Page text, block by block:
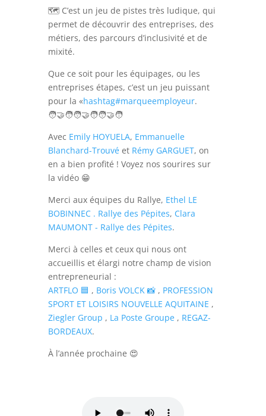
🗺️ C’est un jeu de pistes très ludique, qui
permet de découvrir des entreprises, des
métiers, des parcours d’inclusivité et de
mixité.
Que ce soit pour les équipages, ou les
entreprises étapes, c’est un jeu puissant
pour la «hashtag#marqueemployeur.
🧑‍🤝‍🧑🧑‍🤝‍🧑🧑‍🤝‍🧑
Avec Emily HOYUELA, Emmanuelle
Blanchard-Trouvéet Rémy GARGUET, on
en a bien profité ! Voyez nos sourires sur
la vidéo 😁
Merci aux équipes du Rallye, Ethel LE
BOBINNEC . Rallye des Pépites, Clara
MAUMONT - Rallye des Pépites.
Merci à celles et ceux qui nous ont
accueillis et élargi notre champ de vision
entrepreneurial :
ARTFLO 🟦 , Boris VOLCK 📸, PROFESSION
SPORT ET LOISIRS NOUVELLE AQUITAINE ,
Ziegler Group , La Poste Groupe, REGAZ-
BORDEAUX.
À l’année prochaine 😍